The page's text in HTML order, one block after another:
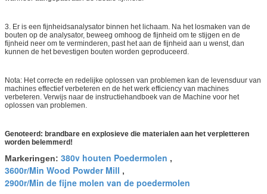
3. Er is een fijnheidsanalysator binnen het lichaam. Na het losmaken van de
bouten op de analysator, beweeg omhoog de fijnheid om te stijgen en de
fijnheid neer om te verminderen, past het aan de fijnheid aan u wenst, dan
kunnen de het bevestigen bouten worden geproduceerd.
Nota: Het correcte en redelijke oplossen van problemen kan de levensduur van
machines effectief verbeteren en de het werk efficiency van machines
verbeteren. Verwijs naar de instructiehandboek van de Machine voor het
oplossen van problemen.
Genoteerd: brandbare en explosieve die materialen aan het verpletteren
worden belemmerd!
Markeringen: 380v houten Poedermolen ,
3600r/Min Wood Powder Mill ,
2900r/Min de fijne molen van de poedermolen